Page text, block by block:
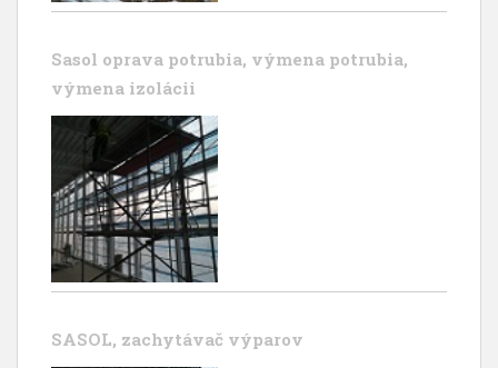
Sasol oprava potrubia, výmena potrubia,
výmena izolácii
SASOL, zachytávač výparov